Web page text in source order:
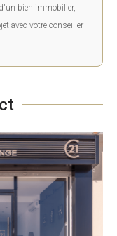
bien immobilier,
avec votre conseiller